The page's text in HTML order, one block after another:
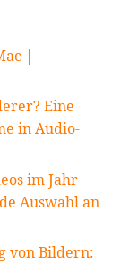
|
Eine
in Audio-
im Jahr
Auswahl an
von Bildern: